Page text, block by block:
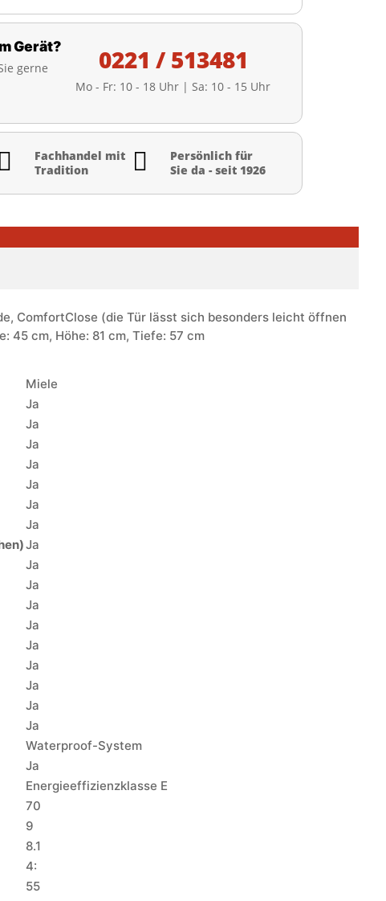
Gerät?
gerne
0221 / 513481
Mo - Fr: 10 - 18 Uhr | Sa: 10 - 15 Uhr

Fachhandel mit
Tradition

Persönlich für
Sie da - seit 1926
ComfortClose (die Tür lässt sich besonders leicht öffnen
45 cm, Höhe: 81 cm, Tiefe: 57 cm
Miele
Ja
Ja
Ja
Ja
Ja
Ja
Ja
Ja
Ja
Ja
Ja
Ja
Ja
Ja
Ja
Ja
Ja
Waterproof-System
Ja
Energieeffizienzklasse E
70
9
8.1
4:
55